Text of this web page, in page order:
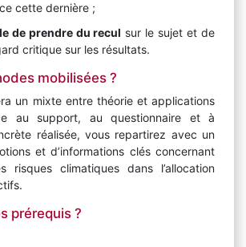
cette dernière ;
de prendre du recul sur le sujet et de
critique sur les résultats.
mobilisées ?
un mixte entre théorie et applications
au support, au questionnaire et à
réalisée, vous repartirez avec un
et d’informations clés concernant
risques climatiques dans l’allocation
prérequis ?